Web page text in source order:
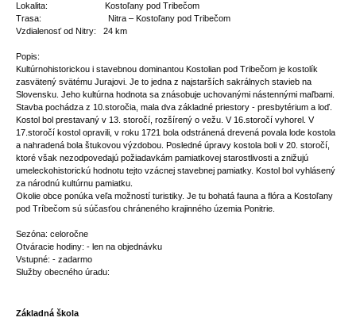
Lokalita: Kostoľany pod Tribečom
Trasa: Nitra – Kostoľany pod Tribečom
Vzdialenosť od Nitry: 24 km
Popis:
Kultúrnohistorickou i stavebnou dominantou Kostolian pod Tribečom je kostolík
zasvätený svätému Jurajovi. Je to jedna z najstarších sakrálnych stavieb na
Slovensku. Jeho kultúrna hodnota sa znásobuje uchovanými nástennými maľbami.
Stavba pochádza z 10.storočia, mala dva základné priestory - presbytérium a loď.
Kostol bol prestavaný v 13. storočí, rozšírený o vežu. V 16.storočí vyhorel. V
17.storočí kostol opravili, v roku 1721 bola odstránená drevená povala lode kostola
a nahradená bola štukovou výzdobou. Posledné úpravy kostola boli v 20. storočí,
ktoré však nezodpovedajú požiadavkám pamiatkovej starostlivosti a znižujú
umeleckohistorickú hodnotu tejto vzácnej stavebnej pamiatky. Kostol bol vyhlásený
za národnú kultúrnu pamiatku.
Okolie obce ponúka veľa možností turistiky. Je tu bohatá fauna a flóra a Kostoľany
pod Tríbečom sú súčasťou chráneného krajinného územia Ponitrie.
Sezóna: celoročne
Otváracie hodiny: - len na objednávku
Vstupné: - zadarmo
Služby obecného úradu:
Základná škola